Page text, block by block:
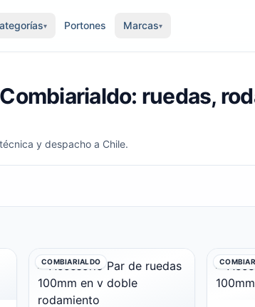
▾ Portones Marcas▾
ruedas,
y despacho a Chile.
COMBIARIALDO